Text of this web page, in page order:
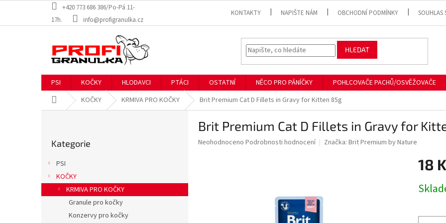
obsah
+420 773 686 386/Po-Pá 11-
17h.
info@profigranulka.cz
KONTAKTY NAPIŠTE NÁM OBCHODNÍ PODMÍNKY SOUHLAS
HLEDAT
PSI KOČKY HLODAVCI PTÁCI OSTATNÍ NĚCO PRO PÁNÍČKY POHLCOVAČE PACHŮ/OSVĚŽOVAČE
Domů KOČKY KRMIVA PRO KOČKY Brit Premium Cat D Fillets in Gravy for Kitten 85g
n
kategorie
Kategorie
PSI
KOČKY
KRMIVA PRO KOČKY
Granule pro kočky
Konzervy pro kočky
Brit Premium Cat D Fillets in Gravy for
Průměrné
Neohodnoceno Podrobnosti hodnocení Značka: Brit Premium by Nature
18
cena: